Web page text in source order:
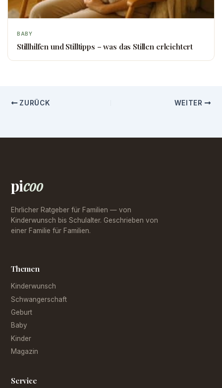
BABY
Stillhilfen und Stilltipps – was das Stillen erleichtert
ZURÜCK WEITER
picoo
Ehrlicher Ratgeber für Familien — von
Kinderwunsch bis Schulalter. Geschrieben von
einer Familie für Familien.
Themen
Kinderwunsch
Schwangerschaft
Geburt
Baby
Kinder
Magazin
Service